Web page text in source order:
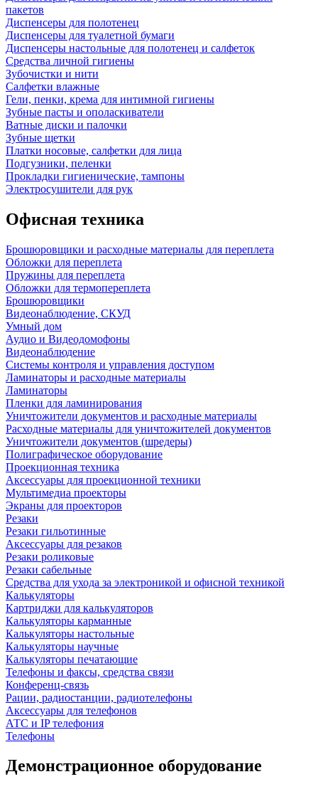
пакетов
Диспенсеры для полотенец
Диспенсеры для туалетной бумаги
Диспенсеры настольные для полотенец и салфеток
Средства личной гигиены
Зубочистки и нити
Салфетки влажные
Гели, пенки, крема для интимной гигиены
Зубные пасты и ополаскиватели
Ватные диски и палочки
Зубные щетки
Платки носовые, салфетки для лица
Подгузники, пеленки
Прокладки гигиенические, тампоны
Электросушители для рук
Офисная техника
Брошюровщики и расходные материалы для переплета
Обложки для переплета
Пружины для переплета
Обложки для термопереплета
Брошюровщики
Видеонаблюдение, СКУД
Умный дом
Аудио и Видеодомофоны
Видеонаблюдение
Системы контроля и управления доступом
Ламинаторы и расходные материалы
Ламинаторы
Пленки для ламинирования
Уничтожители документов и расходные материалы
Расходные материалы для уничтожителей документов
Уничтожители документов (шредеры)
Полиграфическое оборудование
Проекционная техника
Аксессуары для проекционной техники
Мультимедиа проекторы
Экраны для проекторов
Резаки
Резаки гильотинные
Аксессуары для резаков
Резаки роликовые
Резаки сабельные
Средства для ухода за электроникой и офисной техникой
Калькуляторы
Картриджи для калькуляторов
Калькуляторы карманные
Калькуляторы настольные
Калькуляторы научные
Калькуляторы печатающие
Телефоны и факсы, средства связи
Конференц-связь
Рации, радиостанции, радиотелефоны
Аксессуары для телефонов
АТС и IP телефония
Телефоны
Демонстрационное оборудование